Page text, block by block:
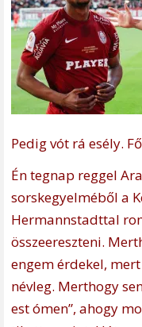
Pedig vót rá esély.
Én tegnap reggel
sorskegyelméből a
Hermannstadttal
összeereszteni.
engem érdekel,
névleg. Merthogy
est ómen”, ahogy